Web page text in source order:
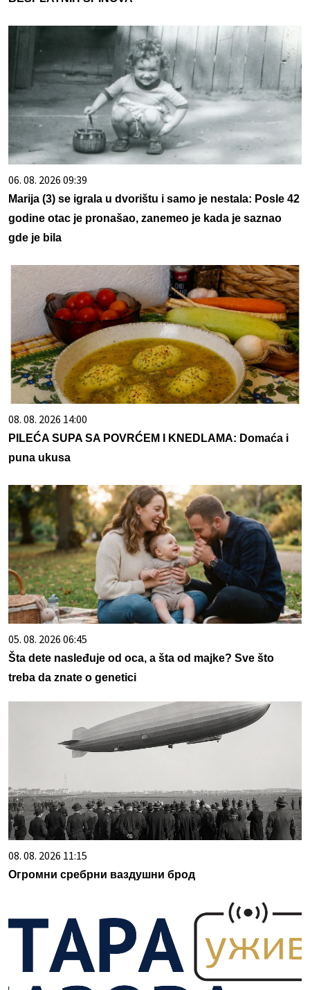
06. 08. 2026 09:39
Marija (3) se igrala u dvorištu i samo je nestala: Posle 42
godine otac je pronašao, zanemeo je kada je saznao
gde je bila
08. 08. 2026 14:00
PILEĆA SUPA SA POVRĆEM I KNEDLAMA: Domaća i
puna ukusa
05. 08. 2026 06:45
Šta dete nasleđuje od oca, a šta od majke? Sve što
treba da znate o genetici
08. 08. 2026 11:15
Огромни сребрни ваздушни брод